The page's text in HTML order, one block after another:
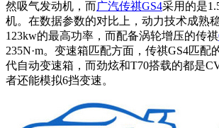
然吸气发动机，而广汽传祺GS4采用的是
机。在数据参数的对比上，动力技术成熟
123kw的最高功率，而配备涡轮增压的传祺
235N·m。变速箱匹配方面，传祺GS4匹配
代自动变速箱，而劲炫和T70搭载的都是
者还能模拟6挡变速。